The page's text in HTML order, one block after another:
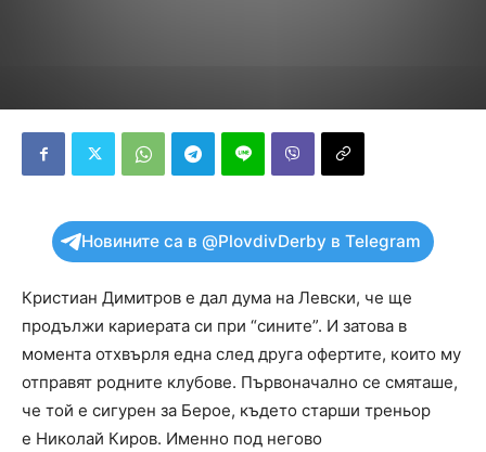
Новините са в @PlovdivDerby в Telegram
Кристиан Димитров е дал дума на Левски, че ще
продължи кариерата си при “сините”. И затова в
момента отхвърля една след друга офертите, които му
отправят родните клубове. Първоначално се смяташе,
че той е сигурен за Берое, където старши треньор
е Николай Киров. Именно под негово